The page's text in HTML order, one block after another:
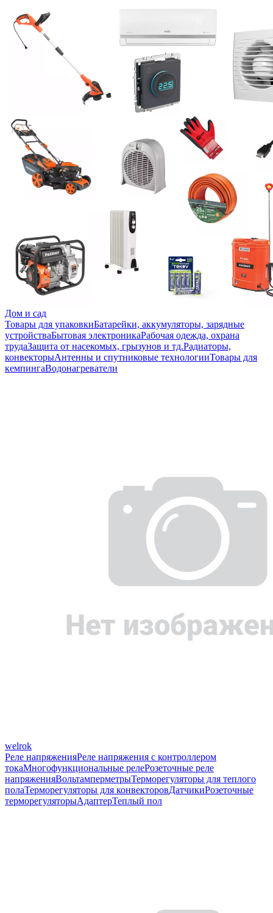
Дом и сад
Товары для упаковкиБатарейки, аккумуляторы, зарядные
устройстваБытовая электроникаРабочая одежда, охрана
трудаЗащита от насекомых, грызунов и тд.Радиаторы,
конвекторыАнтенны и спутниковые технологииТовары для
кемпингаВодонагреватели
welrok
Реле напряженияРеле напряжения с контроллером
токаМногофункциональные релеРозеточные реле
напряженияВольтамперметрыТерморегуляторы для теплого
полаТерморегуляторы для конвекторовДатчикиРозеточные
терморегуляторыАдаптерТеплый пол